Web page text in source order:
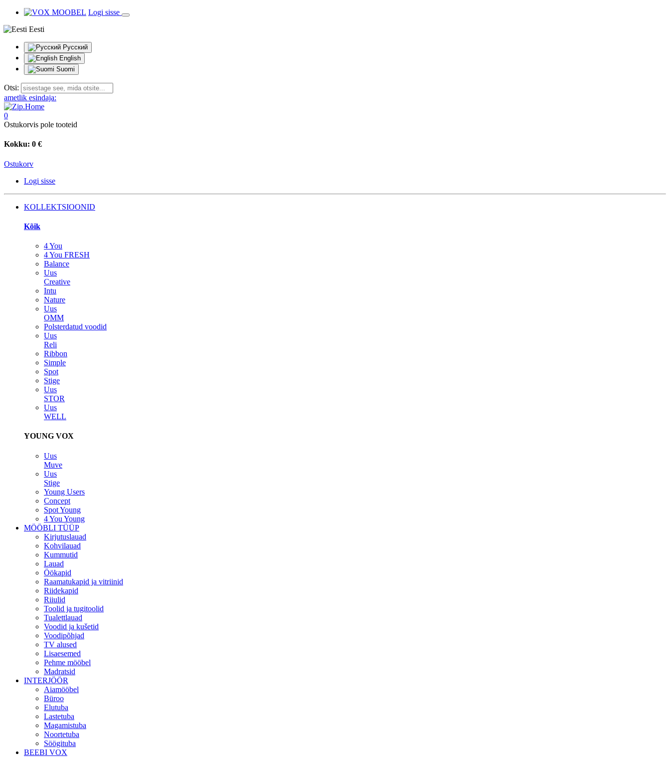
Logi sisse
Eesti
Русский
English
Suomi
Otsi:
ametlik esindaja:
0
Ostukorvis pole tooteid
Kokku: 0 €
Ostukorv
Logi sisse
KOLLEKTSIOONID
Kõik
4 You
4 You FRESH
Balance
Uus
Creative
Intu
Nature
Uus
OMM
Polsterdatud voodid
Uus
Reli
Ribbon
Simple
Spot
Stige
Uus
STOR
Uus
WELL
YOUNG VOX
Uus
Muve
Uus
Stige
Young Users
Concept
Spot Young
4 You Young
MÖÖBLI TÜÜP
Kirjutuslauad
Kohvilauad
Kummutid
Lauad
Öökapid
Raamatukapid ja vitriinid
Riidekapid
Riiulid
Toolid ja tugitoolid
Tualettlauad
Voodid ja kušetid
Voodipõhjad
TV alused
Lisaesemed
Pehme mööbel
Madratsid
INTERJÖÖR
Aiamööbel
Büroo
Elutuba
Lastetuba
Magamistuba
Noortetuba
Söögituba
BEEBI VOX